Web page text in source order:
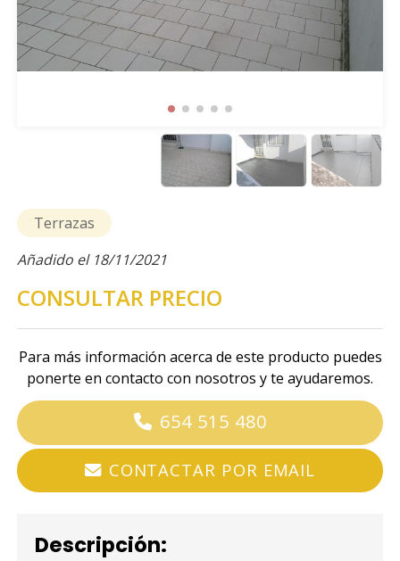
Terrazas
Añadido el 18/11/2021
CONSULTAR PRECIO
Para más información acerca de este producto puedes
ponerte en contacto con nosotros y te ayudaremos.
654 515 480
CONTACTAR POR EMAIL
Descripción: